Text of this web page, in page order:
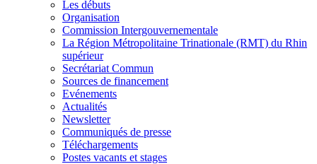
Les débuts
Organisation
Commission Intergouvernementale
La Région Métropolitaine Trinationale (RMT) du Rhin
supérieur
Secrétariat Commun
Sources de financement
Evénements
Actualités
Newsletter
Communiqués de presse
Téléchargements
Postes vacants et stages